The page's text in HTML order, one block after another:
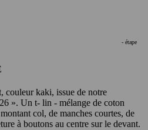
- étape
couleur kaki, issue de notre
». Un t- lin - mélange de coton
col, de manches courtes, de
à boutons au centre sur le devant.